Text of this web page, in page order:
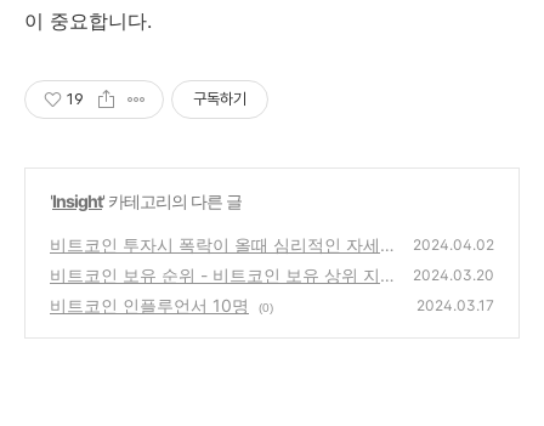
이 중요합니다.
19 구독하기
'Insight' 카테고리의 다른 글
비트코인 투자시 폭락이 올때 심리적인 자세와
투자 방법
(0)
2024.04.02
비트코인 보유 순위 - 비트코인 보유 상위 지갑
확인
(1)
2024.03.20
비트코인 인플루언서 10명 (0) 2024.03.17